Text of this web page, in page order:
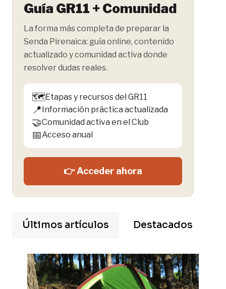
Guía GR11 + Comunidad
La forma más completa de preparar la
Senda Pirenaica: guía online, contenido
actualizado y comunidad activa donde
resolver dudas reales.
🗺️Etapas y recursos del GR11
📍Información práctica actualizada
🤝Comunidad activa en el Club
📅Acceso anual
👉 Acceder ahora
Últimos artículos Destacados